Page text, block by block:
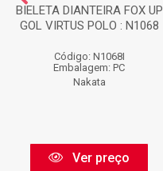
BIELETA DIANTEIRA FOX UP
GOL VIRTUS POLO : N1068
Código: N1068I
Embalagem: PC
Nakata
Ver preço